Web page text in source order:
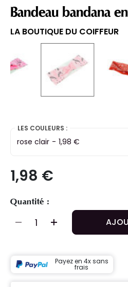
Bandeau bandana
LA BOUTIQUE DU COIFFEUR
selected
LES COULEURS :
rose clair - 1,98 €
1,98 €
Quantité :
Payez en 4x sans
frais